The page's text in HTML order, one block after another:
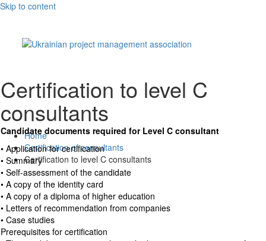
Skip to content
Certification to level C
consultants
Home
Certification of consultants
Certification to level C consultants
Candidate documents required for Level C consultant
• Application for certification
• Summary
• Self-assessment of the candidate
• A copy of the identity card
• A copy of a diploma of higher education
• Letters of recommendation from companies
• Case studies
Prerequisites for certification